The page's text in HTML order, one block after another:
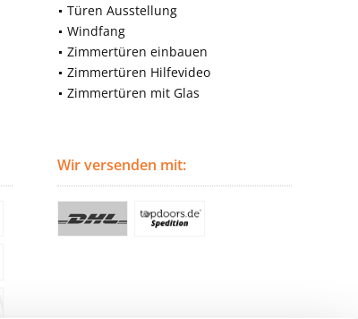
Türen Ausstellung
Windfang
Zimmertüren einbauen
Zimmertüren Hilfevideo
Zimmertüren mit Glas
Wir versenden mit: